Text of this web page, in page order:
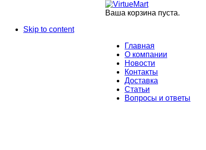
Ваша корзина пуста.
Skip to content
Главная
О компании
Новости
Контакты
Доставка
Статьи
Вопросы и ответы